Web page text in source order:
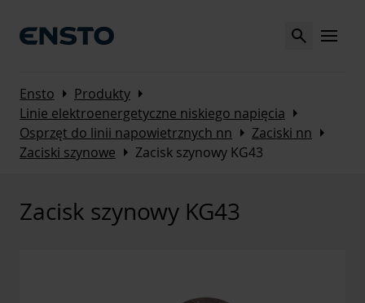
Search MENU
Ensto Arrow_right Produkty Arrow_right
Linie elektroenergetyczne niskiego napięcia Arrow_right
Osprzęt do linii napowietrznych nn Arrow_right Zaciski nn Arrow_right
Zaciski szynowe Arrow_right Zacisk szynowy KG43
Zacisk szynowy KG43